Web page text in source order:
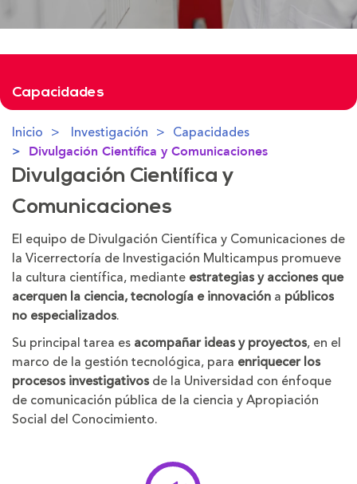
Capacidades
Inicio Investigación Capacidades
Divulgación Científica y Comunicaciones
Divulgación Científica y
Comunicaciones
El equipo de Divulgación Científica y Comunicaciones de
la Vicerrectoría de Investigación Multicampus promueve
la cultura científica, mediante estrategias y acciones que
acerquen la ciencia, tecnología e innovación a públicos
no especializados.
Su principal tarea es acompañar ideas y proyectos, en el
marco de la gestión tecnológica, para enriquecer los
procesos investigativos de la Universidad con énfoque
de comunicación pública de la ciencia y Apropiación
Social del Conocimiento.